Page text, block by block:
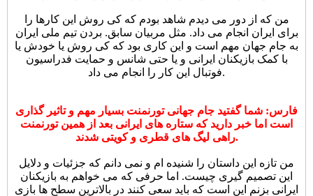
من که از دور می دیدم شاهد بودم که کی روش این کارها را
برای ایران انجام می داد. مثل مربیان سابق. بردن تیم ملی ایران
به جام جهان مهم است و این کاری بود که کی روش یا خودش یا
با کمک بازیکنان ایرانی و یا حتی شانس و حمایت فدراسیون
فوتبال این کار را انجام می داد.
فارس: شما گفتید جام جهانی تورنمنت بسیار مهم و تاثیر گذاری
است اما خبر دارید که ستاره های ایرانی بعد از همین تورنمنت
راهی لیگ های قطری و کویتی شدند.
من تازه این داستان را شنیده ام و نمی دانم که جزئیات و دلایل
این تصمیم گیری چیست. اما حرفی که می خواهم به بازیکنان
ایرانی بزنم این است که باید سعی کنند در بالاترین سطح ها بازی